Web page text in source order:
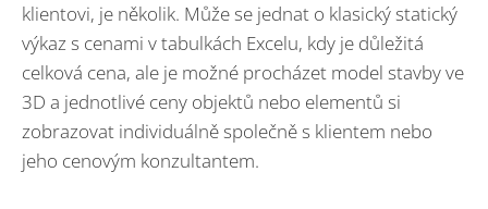
klientovi, je několik. Může se jednat o klasický statický
výkaz s cenami v tabulkách Excelu, kdy je důležitá
celková cena, ale je možné procházet model stavby ve
3D a jednotlivé ceny objektů nebo elementů si
zobrazovat individuálně společně s klientem nebo
jeho cenovým konzultantem.